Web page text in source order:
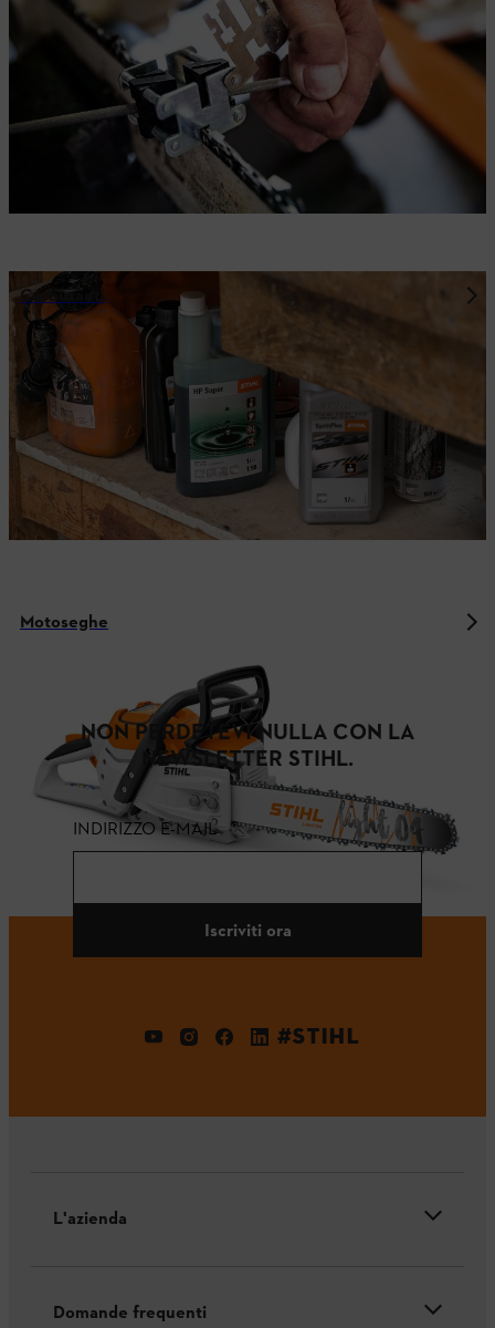
Carburanti
Motoseghe
NON PERDETEVI NULLA CON LA
NEWSLETTER STIHL.
INDIRIZZO E-MAIL
Iscriviti ora
#STIHL
L'azienda
Domande frequenti